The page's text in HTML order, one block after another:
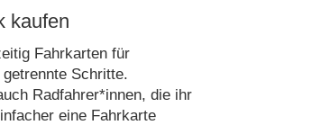
kaufen
Fahrkarten für
Schritte.
Radfahrer*innen, die ihr
eine Fahrkarte